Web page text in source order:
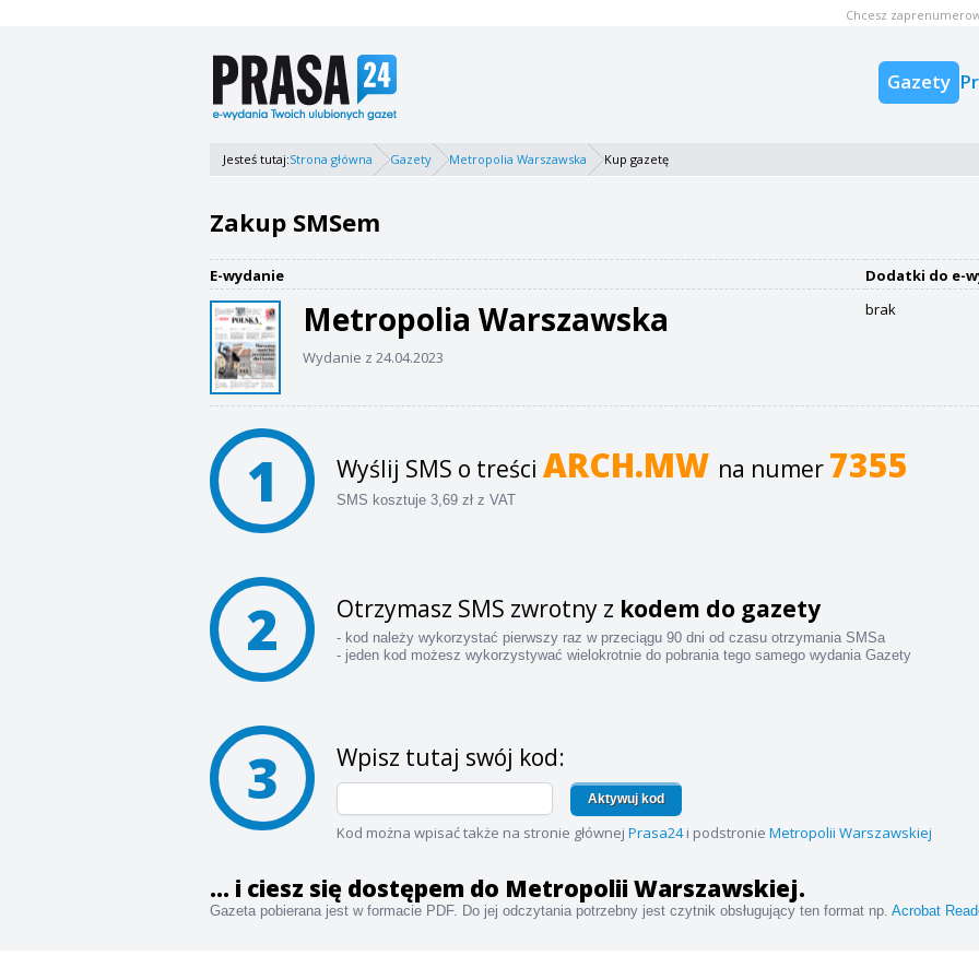
Gazety
Chcesz
Jesteś tutaj:Strona główna Gazety Metropolia Warszawska Kup gazetę
Zakup SMSem
E-wydanie
Metropolia Warszawska
Wydanie z 24.04.2023
Dodatki do e-
brak
1 Wyślij SMS o treści ARCH.MW na numer 7355
SMS kosztuje 3,69 zł z VAT
2 Otrzymasz SMS zwrotny z kodem do gazety
- kod należy wykorzystać pierwszy raz w przeciągu 90 dni od czasu otrzymania SMSa
- jeden kod możesz wykorzystywać wielokrotnie do pobrania tego samego wydania Gazety
3 Wpisz tutaj swój kod:
Aktywuj kod
Kod można wpisać także na stronie głównej Prasa24i podstronie Metropolii Warszawskiej
... i ciesz się dostępem do Metropolii Warszawskiej.
Gazeta pobierana jest w formacie PDF. Do jej odczytania potrzebny jest czytnik obsługujący ten format np. Acrobat